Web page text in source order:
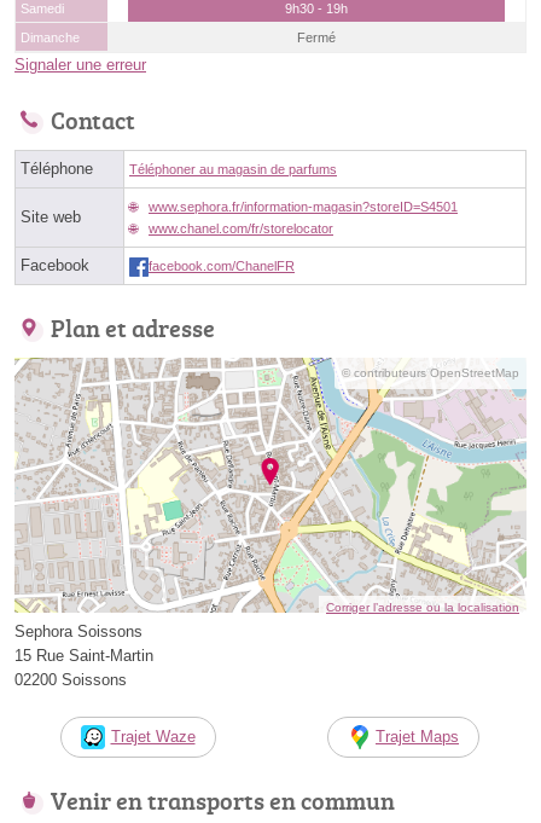
Samedi
9h30 - 19h
Dimanche
Fermé
Signaler une erreur
Contact
Téléphone Téléphoner au magasin de parfums
Site web
www.sephora.fr/information-magasin?storeID=S4501
www.chanel.com/fr/storelocator
Facebook facebook.com/ChanelFR
Plan et adresse
© contributeurs OpenStreetMap
Corriger l’adresse ou la localisation
Sephora Soissons
15 Rue Saint-Martin
02200 Soissons
Trajet Waze Trajet Maps
Venir en transports en commun